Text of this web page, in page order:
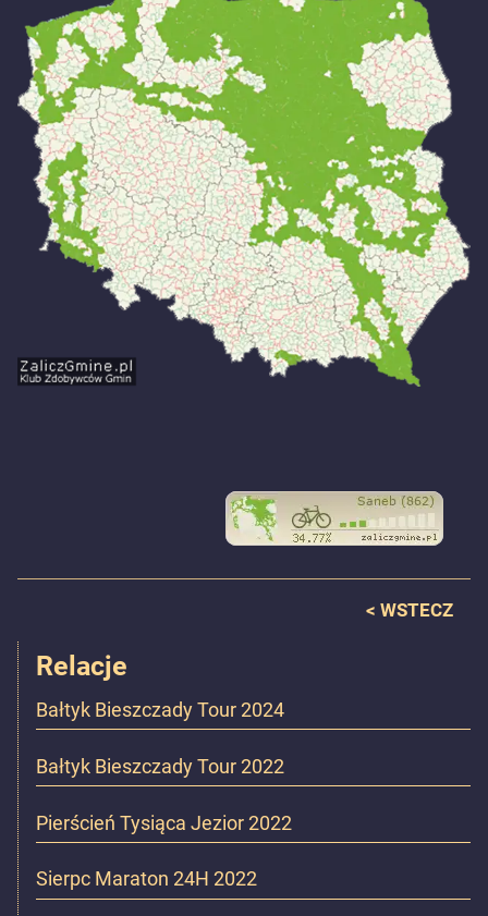
< WSTECZ
Relacje
Bałtyk Bieszczady Tour 2024
Bałtyk Bieszczady Tour 2022
Pierścień Tysiąca Jezior 2022
Sierpc Maraton 24H 2022